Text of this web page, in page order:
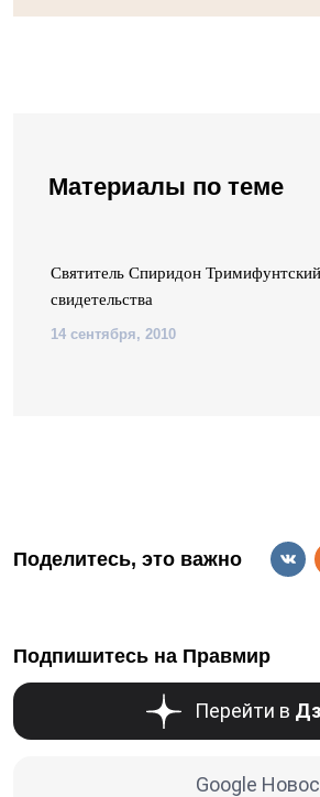
Материалы по теме
Святитель Спиридон
свидетельства
14 сентября, 2010
Поделитесь, это важно
Подпишитесь на Правмир
Перейти в
Google